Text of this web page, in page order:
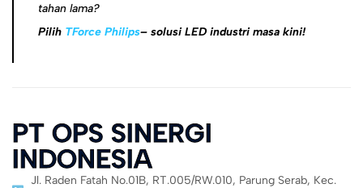
tahan lama?
Pilih TForce Philips– solusi LED industri masa kini!
PT OPS SINERGI
INDONESIA
Jl. Raden Fatah No.01B, RT.005/RW.010, Parung Serab, Kec.